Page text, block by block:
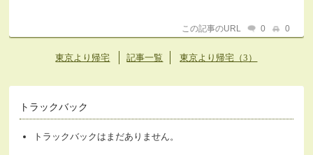
この記事のURL 0 0
東京より帰宅 記事一覧 東京より帰宅（3）
トラックバック
トラックバックはまだありません。